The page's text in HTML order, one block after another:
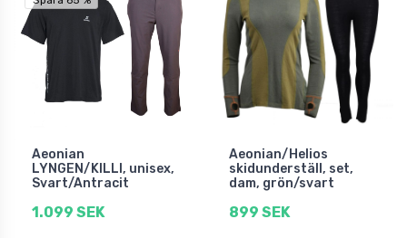
Aeonian
LYNGEN/KILLI, unisex,
Svart/Antracit
1.099 SEK
Aeonian/Helios
skidunderställ, set,
dam, grön/svart
899 SEK